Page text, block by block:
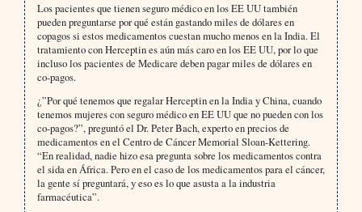
Los pacientes que tienen seguro médico en los EE UU también
pueden preguntarse por qué están gastando miles de dólares en
copagos si estos medicamentos cuestan mucho menos en la India. El
tratamiento con Herceptin es aún más caro en los EE UU, por lo que
incluso los pacientes de Medicare deben pagar miles de dólares en
co-pagos.
¿”Por qué tenemos que regalar Herceptin en la India y China, cuando
tenemos mujeres con seguro médico en EE UU que no pueden con los
co-pagos?”, preguntó el Dr. Peter Bach, experto en precios de
medicamentos en el Centro de Cáncer Memorial Sloan-Kettering.
“En realidad, nadie hizo esa pregunta sobre los medicamentos contra
el sida en África. Pero en el caso de los medicamentos para el cáncer,
la gente sí preguntará, y eso es lo que asusta a la industria
farmacéutica”.